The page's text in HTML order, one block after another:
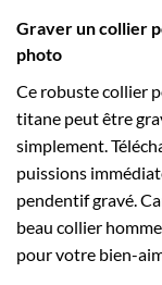
Graver un collier
photo
Ce robuste collier
titane peut être
simplement.
puissions
pendentif gravé.
beau collier
pour votre bien-